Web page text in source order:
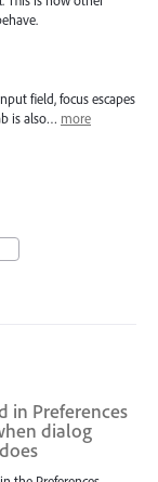
field, focus escapes
is also… more
in Preferences
dialog